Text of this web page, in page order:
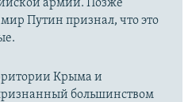
армии. Позже
Путин признал, что это
Крыма и
большинством